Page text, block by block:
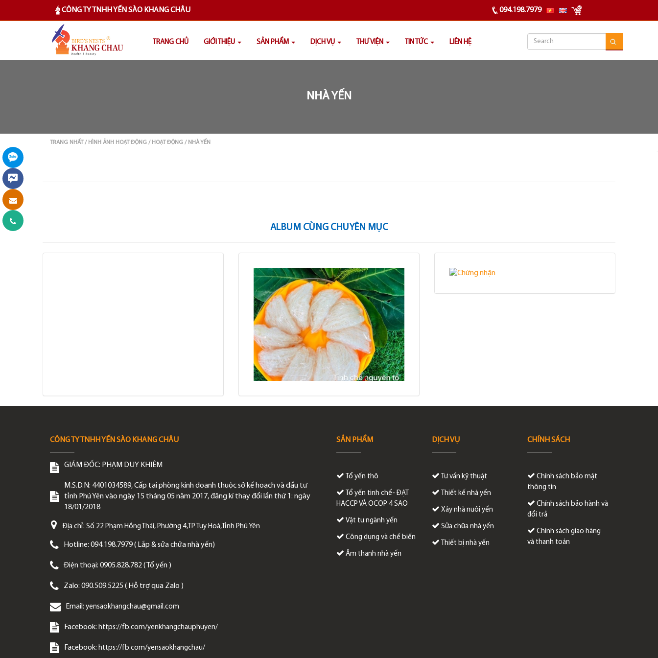
CÔNG TY TNHH YẾN SÀO KHANG CHÂU 094.198.7979
TRANG CHỦ GIỚI THIỆU SẢN PHẨM DỊCH VỤ THƯ VIỆN TIN TỨC LIÊN HỆ
NHÀ YẾN
TRANG NHẤT / HÌNH ẢNH HOẠT ĐỘNG / HOẠT ĐỘNG / NHÀ YẾN
ALBUM CÙNG CHUYÊN MỤC
CÔNG TY TNHH YẾN SÀO KHANG CHÂU
GIÁM ĐỐC: PHẠM DUY KHIÊM
M.S.D.N: 4401034589, Cấp tại phòng kinh doanh thuộc sở kế hoạch và đầu tư
tỉnh Phú Yên vào ngày 15 tháng 05 năm 2017, đăng kí thay đổi lần thứ 1: ngày
18/01/2018
Địa chỉ: Số 22 Phạm Hồng Thái, Phường 4,TP Tuy Hoà,Tỉnh Phú Yên
Hotline: 094.198.7979 ( Lắp & sửa chữa nhà yến)
Điện thoại: 0905.828.782 ( Tổ yến )
Zalo: 090.509.5225 ( Hỗ trợ qua Zalo )
Email: yensaokhangchau@gmail.com
Facebook: https://fb.com/yenkhangchauphuyen/
Facebook: https://fb.com/yensaokhangchau/
SẢN PHẨM
Tổ yến thô
Tổ yến tinh chế- ĐẠT
HACCP VÀ OCOP 4 SAO
Vật tư ngành yến
Công dụng và chế biến
Âm thanh nhà yến
DỊCH VỤ
Tư vấn kỹ thuật
Thiết kế nhà yến
Xây nhà nuôi yến
Sửa chữa nhà yến
Thiết bị nhà yến
CHÍNH SÁCH
Chính sách bảo mật
thông tin
Chính sách bảo hành và
đổi trả
Chính sách giao hàng
và thanh toán